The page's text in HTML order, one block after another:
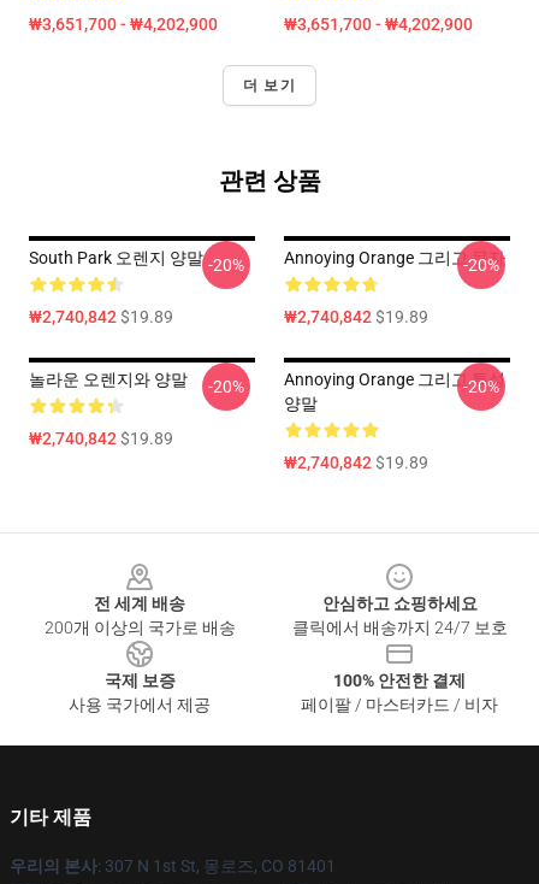
₩3,651,700 - ₩4,202,900 ₩3,651,700 - ₩4,202,900
더 보기
관련 상품
South Park 오렌지 양말
₩2,740,842$19.89
-20% Annoying Orange 그리고 문자
₩2,740,842$19.89
-20%
놀라운 오렌지와 양말
₩2,740,842$19.89
-20%
Annoying Orange 그리고 특성
양말
₩2,740,842$19.89
-20%
전 세계 배송
200개 이상의 국가로 배송
안심하고 쇼핑하세요
클릭에서 배송까지 24/7 보호
국제 보증
사용 국가에서 제공
100% 안전한 결제
페이팔 / 마스터카드 / 비자
기타 제품
우리의 본사: 307 N 1st St, 몽로즈, CO 81401